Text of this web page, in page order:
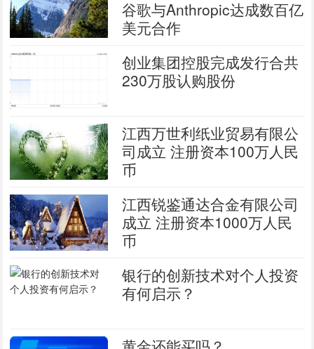
谷歌与Anthropic达成数百亿
美元合作
创业集团控股完成发行合共
230万股认购股份
江西万世利纸业贸易有限公
司成立 注册资本100万人民
币
江西锐鉴通达合金有限公司
成立 注册资本1000万人民
币
银行的创新技术对个人投资
有何启示？